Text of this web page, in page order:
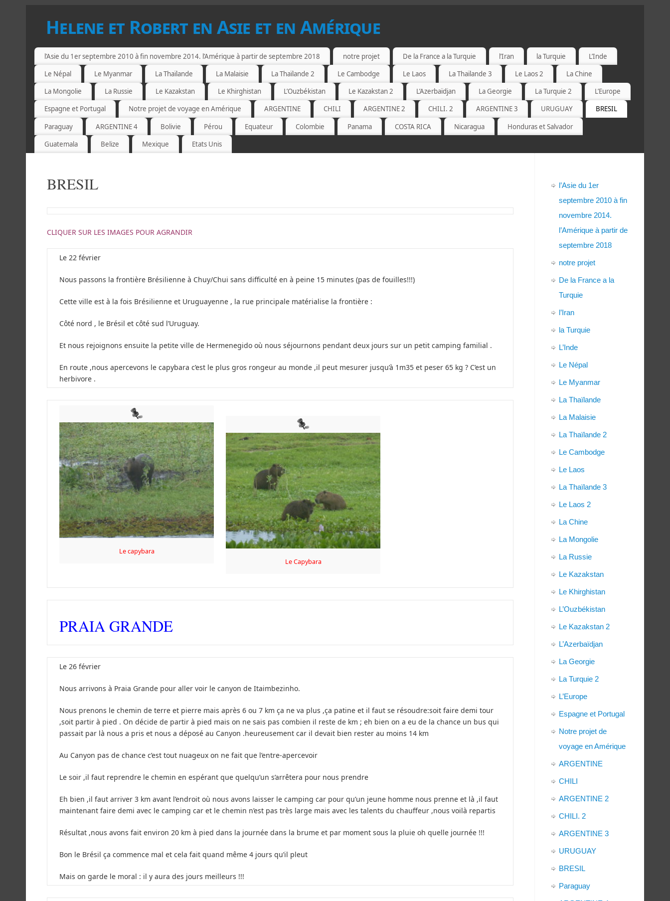
Helene et Robert en Asie et en Amérique
l’Asie du 1er septembre 2010 à fin novembre 2014. l’Amérique à partir de septembre 2018 notre projet De la France a la Turquie l’Iran la Turquie
L’Inde
Le Népal
Le Myanmar La Thaïlande La Malaisie La Thaïlande 2 Le Cambodge Le Laos La Thaïlande 3 Le Laos 2
La Chine
La Mongolie
La Russie Le Kazakstan Le Khirghistan L’Ouzbékistan Le Kazakstan 2 L’Azerbaïdjan La Georgie La Turquie 2
L’Europe
Espagne et Portugal
Notre projet de voyage en Amérique ARGENTINE CHILI ARGENTINE 2 CHILI. 2 ARGENTINE 3 URUGUAY
BRESIL
Paraguay
ARGENTINE 4 Bolivie Pérou Equateur Colombie Panama COSTA RICA Nicaragua
Honduras et Salvador
Guatemala
Belize Mexique Etats Unis
BRESIL
CLIQUER SUR LES IMAGES POUR AGRANDIR
Le 22 février
Nous passons la frontière Brésilienne à Chuy/Chui sans difficulté en à peine 15 minutes (pas de fouilles!!!)
Cette ville est à la fois Brésilienne et Uruguayenne , la rue principale matérialise la frontière :
Côté nord , le Brésil et côté sud l’Uruguay.
Et nous rejoignons ensuite la petite ville de Hermenegido où nous séjournons pendant deux jours sur un petit camping familial .
En route ,nous apercevons le capybara c’est le plus gros rongeur au monde ,il peut mesurer jusqu’à 1m35 et peser 65 kg ? C’est un
herbivore .
Le capybara
Le Capybara
PRAIA GRANDE
Le 26 février
Nous arrivons à Praia Grande pour aller voir le canyon de Itaimbezinho.
Nous prenons le chemin de terre et pierre mais après 6 ou 7 km ça ne va plus ,ça patine et il faut se résoudre:soit faire demi tour
,soit partir à pied . On décide de partir à pied mais on ne sais pas combien il reste de km ; eh bien on a eu de la chance un bus qui
passait par là nous a pris et nous a déposé au Canyon .heureusement car il devait bien rester au moins 14 km
Au Canyon pas de chance c’est tout nuageux on ne fait que l’entre-apercevoir
Le soir ,il faut reprendre le chemin en espérant que quelqu’un s’arrêtera pour nous prendre
Eh bien ,il faut arriver 3 km avant l’endroit où nous avons laisser le camping car pour qu’un jeune homme nous prenne et là ,il faut
maintenant faire demi avec le camping car et le chemin n’est pas très large mais avec les talents du chauffeur ,nous voilà repartis
Résultat ,nous avons fait environ 20 km à pied dans la journée dans la brume et par moment sous la pluie oh quelle journée !!!
Bon le Brésil ça commence mal et cela fait quand même 4 jours qu’il pleut
Mais on garde le moral : il y aura des jours meilleurs !!!
l’Asie du 1er
septembre 2010 à fin
novembre 2014.
l’Amérique à partir de
septembre 2018
notre projet
De la France a la
Turquie
l’Iran
la Turquie
L’Inde
Le Népal
Le Myanmar
La Thaïlande
La Malaisie
La Thaïlande 2
Le Cambodge
Le Laos
La Thaïlande 3
Le Laos 2
La Chine
La Mongolie
La Russie
Le Kazakstan
Le Khirghistan
L’Ouzbékistan
Le Kazakstan 2
L’Azerbaïdjan
La Georgie
La Turquie 2
L’Europe
Espagne et Portugal
Notre projet de
voyage en Amérique
ARGENTINE
CHILI
ARGENTINE 2
CHILI. 2
ARGENTINE 3
URUGUAY
BRESIL
Paraguay